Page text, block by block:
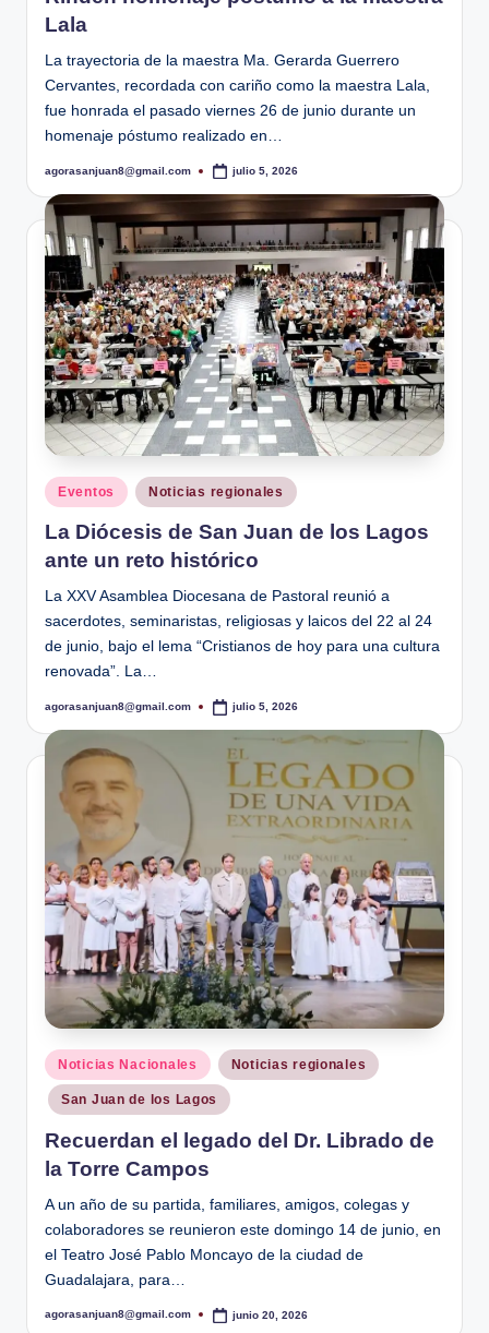
Lala
La trayectoria de la maestra Ma. Gerarda Guerrero
Cervantes, recordada con cariño como la maestra Lala,
fue honrada el pasado viernes 26 de junio durante un
homenaje póstumo realizado en…
Publicado
agorasanjuan8@gmail.com julio 5, 2026
Publicado
en
Eventos Noticias regionales
La Diócesis de San Juan de los Lagos
ante un reto histórico
La XXV Asamblea Diocesana de Pastoral reunió a
sacerdotes, seminaristas, religiosas y laicos del 22 al 24
de junio, bajo el lema “Cristianos de hoy para una cultura
renovada”. La…
Publicado
agorasanjuan8@gmail.com julio 5, 2026
Publicado
en
Noticias Nacionales Noticias regionales
San Juan de los Lagos
Recuerdan el legado del Dr. Librado de
la Torre Campos
A un año de su partida, familiares, amigos, colegas y
colaboradores se reunieron este domingo 14 de junio, en
el Teatro José Pablo Moncayo de la ciudad de
Guadalajara, para…
Publicado
agorasanjuan8@gmail.com junio 20, 2026